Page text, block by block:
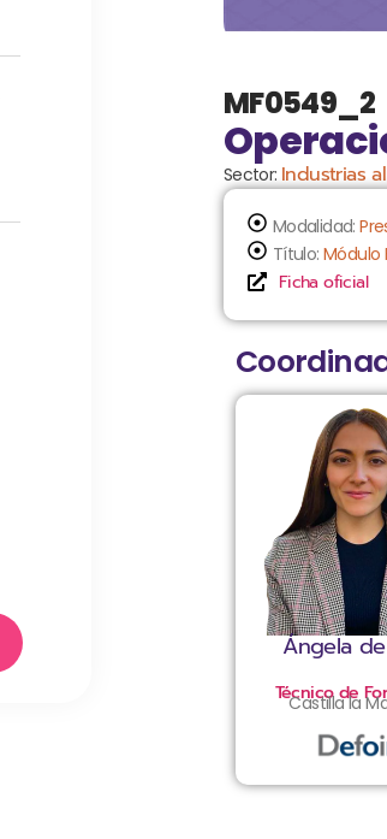
MF0549_2
Sector: Industrias
Modalidad:
Título:Módulo
Ficha oficial
Ángela
Técnico de
Castilla la